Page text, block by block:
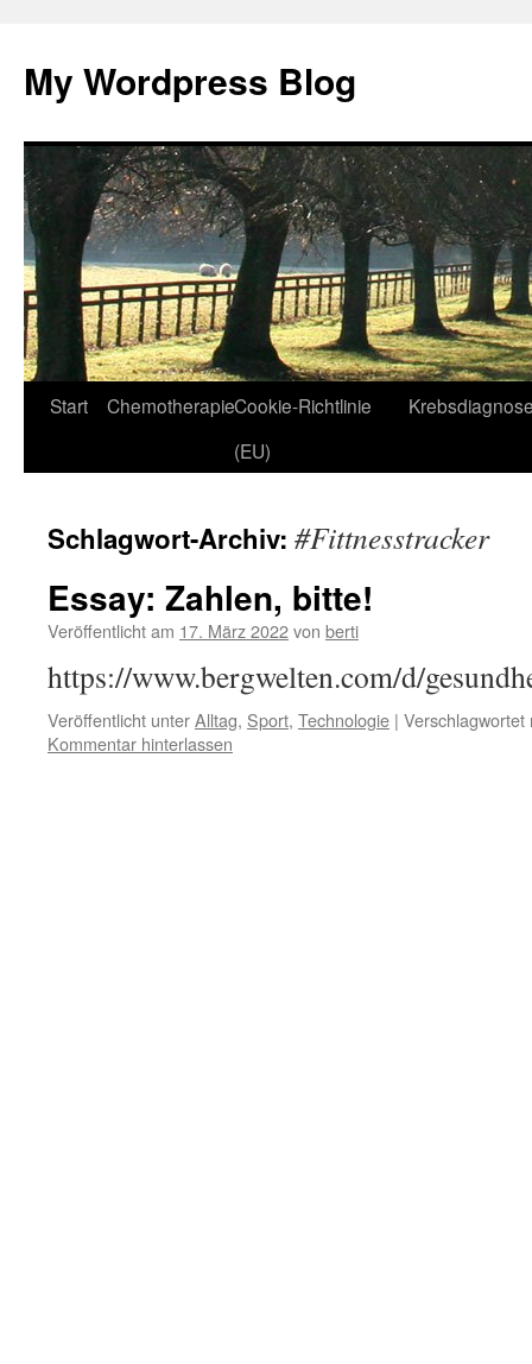
springen
My Wordpress Blog
Start ChemotherapieCookie-Richtlinie
(EU)
Schlagwort-Archiv: #Fittnesstracker
Essay: Zahlen, bitte!
Veröffentlicht am 17. März 2022von berti
https://www.bergwelten.com/d/
Veröffentlicht unterAlltag, Sport, Technologie | Verschlagwortet
Kommentar hinterlassen